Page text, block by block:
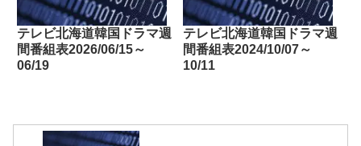
テレビ北海道韓国ドラマ週
間番組表2026/06/15～
06/19
テレビ北海道韓国ドラマ週
間番組表2024/10/07～
10/11